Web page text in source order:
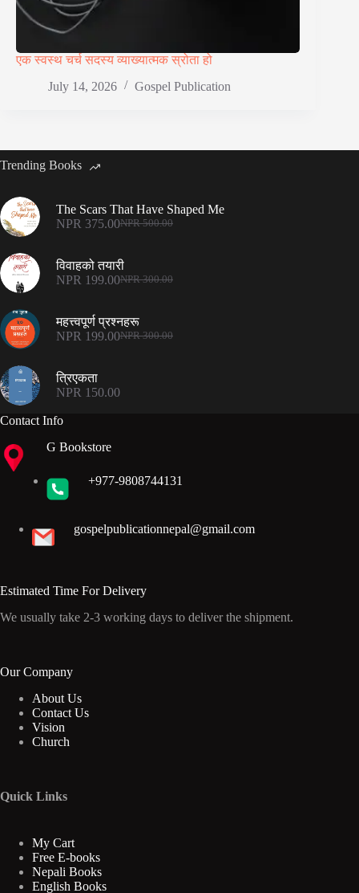
एक स्वस्थ चर्च सदस्य व्याख्यात्मक स्रोता हो
July 14, 2026
Gospel Publication
Trending Books
The Scars That Have Shaped Me
NPR500.00
Original
was:
NPR 500.00.
NPR 375.00Current
is:
NPR 375.00.
विवाहको तयारी
NPR300.00
Original
was:
NPR 300.00.
NPR 199.00Current
is:
NPR 199.00.
महत्त्वपूर्ण प्रश्नहरू
NPR300.00
Original
NPR 300.00.
NPR 199.00Current
NPR 199.00.
त्रिएकता
NPR 150.00
Contact Info
G Bookstore
+977-9808744131
gospelpublicationnepal@gmail.com
Estimated Time For Delivery
We usually take 2-3 working days to deliver the shipment.
Our Company
About Us
Contact Us
Vision
Church
Quick Links
My Cart
Free E-books
Nepali Books
English Books